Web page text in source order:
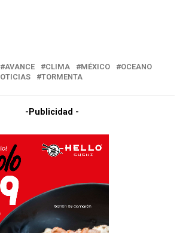
AVANCE CLIMA MÉXICO
OCEANO
TORMENTA
-Publicidad -